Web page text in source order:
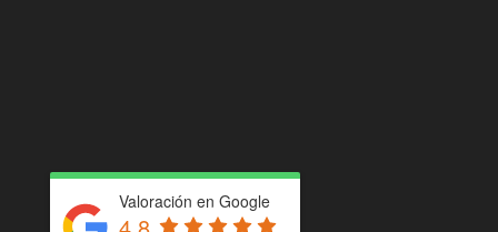
Valoración en Google